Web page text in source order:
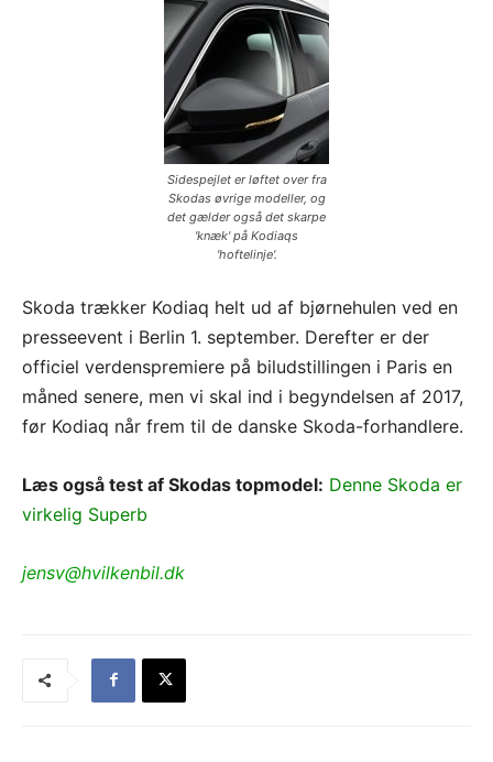
Sidespejlet er løftet over fra
Skodas øvrige modeller, og
det gælder også det skarpe
'knæk' på Kodiaqs
'hoftelinje'.
Skoda trækker Kodiaq helt ud af bjørnehulen ved en
presseevent i Berlin 1. september. Derefter er der
officiel verdenspremiere på biludstillingen i Paris en
måned senere, men vi skal ind i begyndelsen af 2017,
før Kodiaq når frem til de danske Skoda-forhandlere.
Læs også test af Skodas topmodel: Denne Skoda er
virkelig Superb
jensv@hvilkenbil.dk